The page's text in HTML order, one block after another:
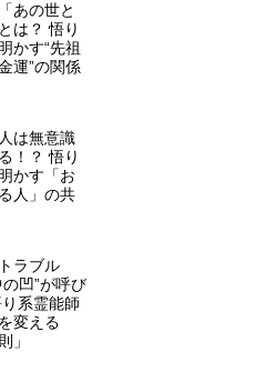
あの世と
は？ 悟り
かす“先祖
運”の関係
は無意識
！？ 悟り
かす「お
人」の共
ラブル
凹”が呼び
系霊能師
変える
」